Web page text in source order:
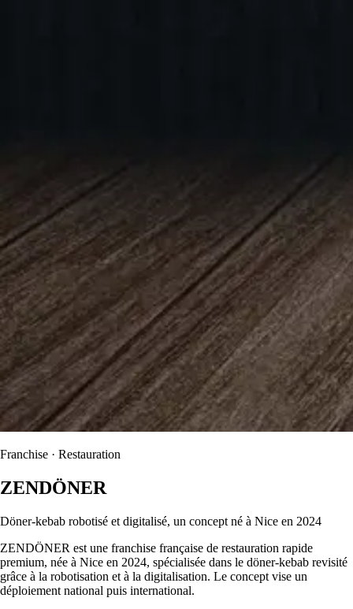
Franchise · Restauration
ZENDÖNER
Döner-kebab robotisé et digitalisé, un concept né à Nice en 2024
ZENDÖNER est une franchise française de restauration rapide
premium, née à Nice en 2024, spécialisée dans le döner-kebab revisité
grâce à la robotisation et à la digitalisation. Le concept vise un
déploiement national puis international.